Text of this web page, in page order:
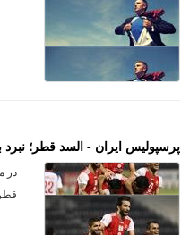
پرسپولیس ایران - السد قطر؛ نبرد